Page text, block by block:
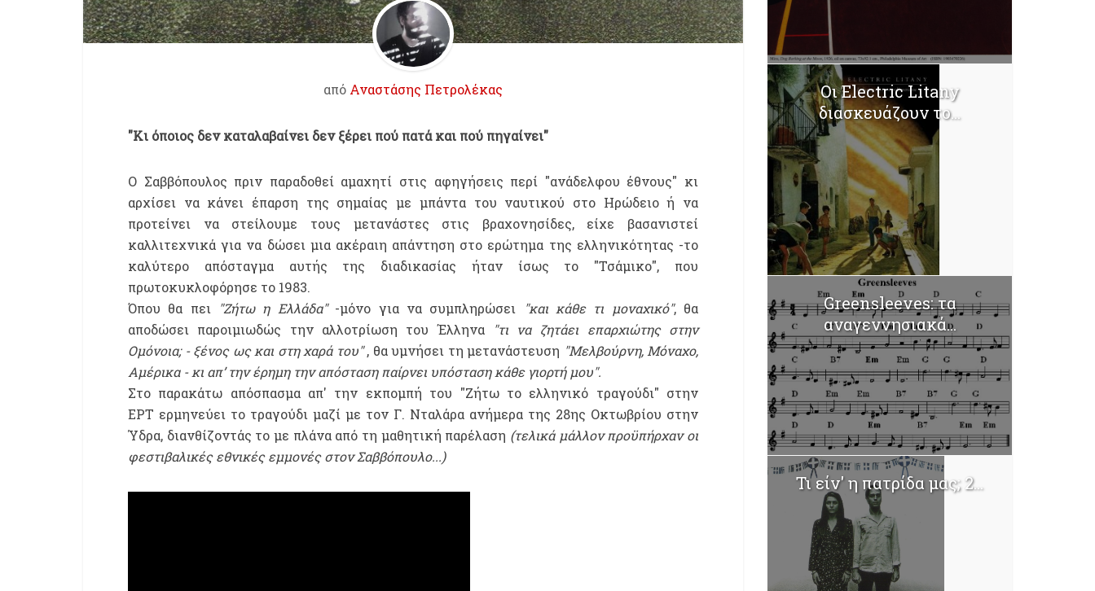
από Αναστάσης Πετρολέκας
"Κι όποιος δεν καταλαβαίνει δεν ξέρει πού πατά και πού πηγαίνει"
Ο Σαββόπουλος πριν παραδοθεί αμαχητί στις αφηγήσεις περί "ανάδελφου έθνους" κι
αρχίσει να κάνει έπαρση της σημαίας με μπάντα του ναυτικού στο Ηρώδειο ή να
προτείνει να στείλουμε τους μετανάστες στις βραχονησίδες, είχε βασανιστεί
καλλιτεχνικά για να δώσει μια ακέραιη απάντηση στο ερώτημα της ελληνικότητας -το
καλύτερο απόσταγμα αυτής της διαδικασίας ήταν ίσως το "Τσάμικο", που
πρωτοκυκλοφόρησε το 1983.
Όπου θα πει
"Ζήτω η Ελλάδα"-μόνο για να συμπληρώσει "και κάθε τι μοναχικό", θα
αποδώσει παροιμιωδώς την αλλοτρίωση του Έλληνα
"τι να ζητάει επαρχιώτης στην
Ομόνοια; - ξένος ως και στη χαρά του", θα υμνήσει τη μετανάστευση "Μελβούρνη, Μόναχο,
Αμέρικα - κι απ’ την έρημη την απόσταση παίρνει υπόσταση κάθε γιορτή μου".
Στο παρακάτω απόσπασμα απ' την εκπομπή του "Ζήτω το ελληνικό τραγούδι" στην
ΕΡΤ ερμηνεύει το τραγούδι μαζί με τον Γ. Νταλάρα ανήμερα της 28ης Οκτωβρίου στην
Ύδρα, διανθίζοντάς το με πλάνα από τη μαθητική παρέλαση (τελικά μάλλον προϋπήρχαν οι
φεστιβαλικές εθνικές εμμονές στον Σαββόπουλο...)
Οι Electric Litany
διασκευάζουν το...
Greensleeves: τα
αναγεννησιακά...
Τι είν' η πατρίδα μας; 2...